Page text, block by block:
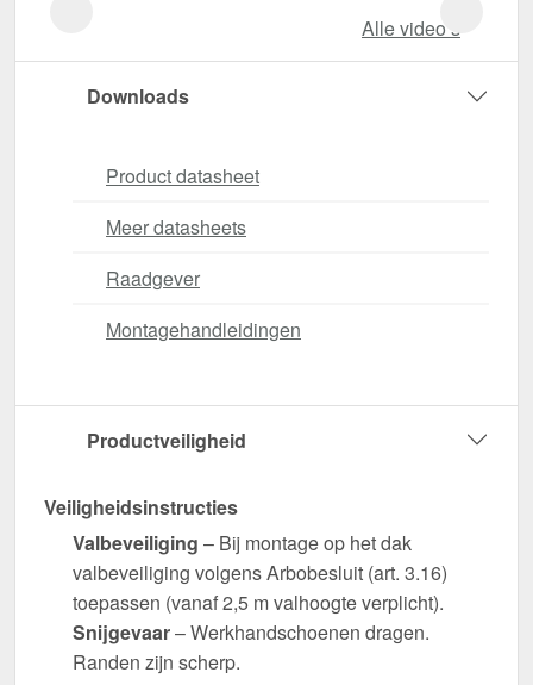
Alle video‘s
Downloads
Product datasheet
Meer datasheets
Raadgever
Montagehandleidingen
Productveiligheid
Veiligheidsinstructies
Valbeveiliging – Bij montage op het dak
valbeveiliging volgens Arbobesluit (art. 3.16)
toepassen (vanaf 2,5 m valhoogte verplicht).
Snijgevaar– Werkhandschoenen dragen.
Randen zijn scherp.